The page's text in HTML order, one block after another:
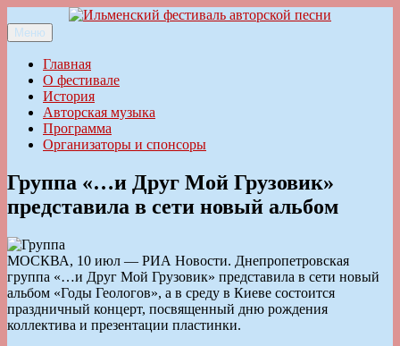
к
содержимому
Ильменский фестиваль авторской песни
Меню
Главная
О фестивале
История
Авторская музыка
Программа
Организаторы и спонсоры
Группа «…и Друг Мой Грузовик»
представила в сети новый альбом
МОСКВА, 10 июл — РИА Новости. Днепропетровская
группа «…и Друг Мой Грузовик» представила в сети новый
альбом «Годы Геологов», а в среду в Киеве состоится
праздничный концерт, посвященный дню рождения
коллектива и презентации пластинки.